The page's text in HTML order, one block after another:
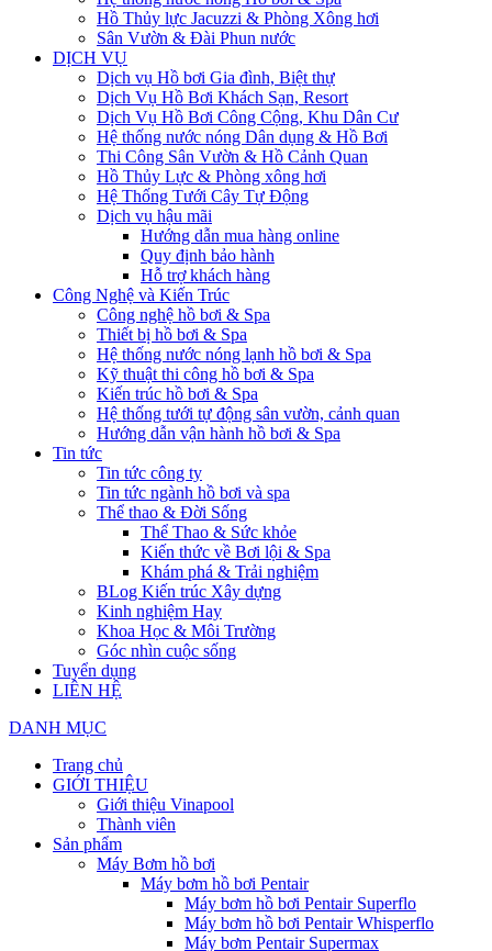
Hồ Thủy lực Jacuzzi & Phòng Xông hơi
Sân Vườn & Đài Phun nước
DỊCH VỤ
Dịch vụ Hồ bơi Gia đình, Biệt thự
Dịch Vụ Hồ Bơi Khách Sạn, Resort
Dịch Vụ Hồ Bơi Công Cộng, Khu Dân Cư
Hệ thống nước nóng Dân dụng & Hồ Bơi
Thi Công Sân Vườn & Hồ Cảnh Quan
Hồ Thủy Lực & Phòng xông hơi
Hệ Thống Tưới Cây Tự Động
Dịch vụ hậu mãi
Hướng dẫn mua hàng online
Quy định bảo hành
Hỗ trợ khách hàng
Công Nghệ và Kiến Trúc
Công nghệ hồ bơi & Spa
Thiết bị hồ bơi & Spa
Hệ thống nước nóng lạnh hồ bơi & Spa
Kỹ thuật thi công hồ bơi & Spa
Kiến trúc hồ bơi & Spa
Hệ thống tưới tự động sân vườn, cảnh quan
Hướng dẫn vận hành hồ bơi & Spa
Tin tức
Tin tức công ty
Tin tức ngành hồ bơi và spa
Thể thao & Đời Sống
Thể Thao & Sức khỏe
Kiến thức về Bơi lội & Spa
Khám phá & Trải nghiệm
BLog Kiến trúc Xây dựng
Kinh nghiệm Hay
Khoa Học & Môi Trường
Góc nhìn cuộc sống
Tuyển dụng
LIÊN HỆ
DANH MỤC
Trang chủ
GIỚI THIỆU
Giới thiệu Vinapool
Thành viên
Sản phẩm
Máy Bơm hồ bơi
Máy bơm hồ bơi Pentair
Máy bơm hồ bơi Pentair Superflo
Máy bơm hồ bơi Pentair Whisperflo
Máy bơm Pentair Supermax